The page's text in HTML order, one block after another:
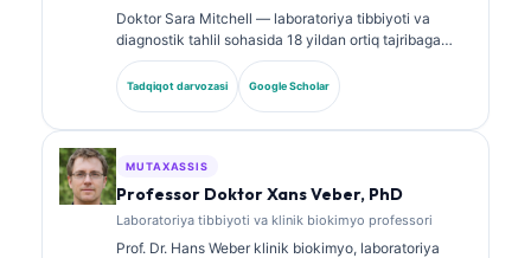
Doktor Sara Mitchell — laboratoriya tibbiyoti va
diagnostik tahlil sohasida 18 yildan ortiq tajribaga
ega, kengash tomonidan tasdiqlangan klinik patolog.
U klinik biokimyo bo‘yicha ixtisoslashtirilgan
sertifikatlarga ega va klinik amaliyotda biomarker
Tadqiqot darvozasi Google Scholar
MUTAXASSIS
Professor Doktor Xans Veber, PhD
Laboratoriya tibbiyoti va klinik biokimyo professori
Prof. Dr. Hans Weber klinik biokimyo, laboratoriya